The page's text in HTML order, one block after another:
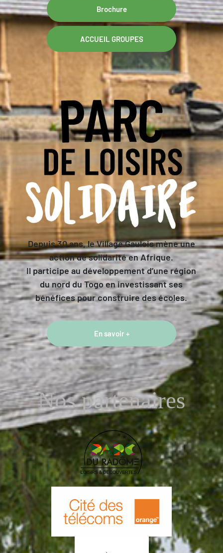
Brochure
ACCUEIL GROUPES
Depuis 30 ans, le Village Gaulois mène une
action de solidarité en Afrique.
Il participe au développement d’une région
du nord du Togo en investissant ses
bénéfices pour construire des écoles.
En savoir +
Nos partenaires